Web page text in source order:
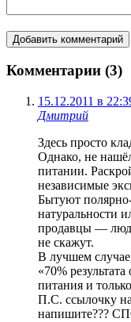
Комментарии (3)
15.12.2011 в
Дмитрий
Здесь просто
Однако, не
питании.
независимые
Бытуют
натуральности
продавцы —
не скажут.
В лучшем
«70%
питания и
П.С. ссылочку
напишите???